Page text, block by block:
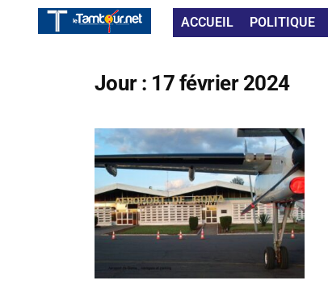
ACCUEIL POLITIQUE
Jour : 17 février 2024